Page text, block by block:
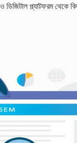
প্ল্যাটফরম থেকে